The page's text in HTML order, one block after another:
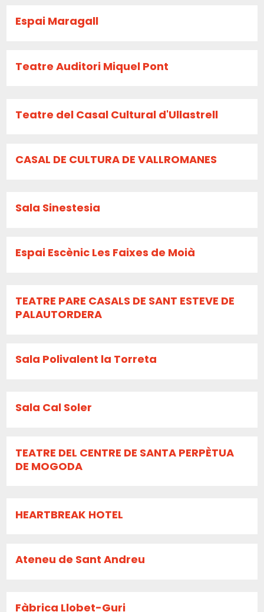
Espai Maragall
Teatre Auditori Miquel Pont
Teatre del Casal Cultural d'Ullastrell
CASAL DE CULTURA DE VALLROMANES
Sala Sinestesia
Espai Escènic Les Faixes de Moià
TEATRE PARE CASALS DE SANT ESTEVE DE
PALAUTORDERA
Sala Polivalent la Torreta
Sala Cal Soler
TEATRE DEL CENTRE DE SANTA PERPÈTUA
DE MOGODA
HEARTBREAK HOTEL
Ateneu de Sant Andreu
Fàbrica Llobet-Guri